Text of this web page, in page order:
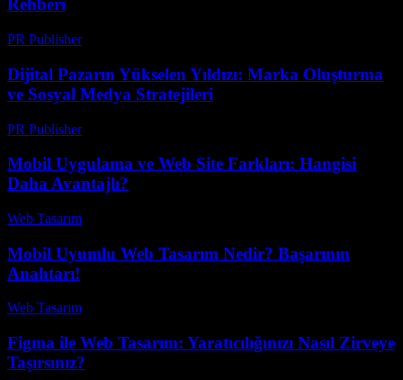
Rehberi
PR Publisher-
Dijital Pazarın Yükselen Yıldızı: Marka Oluşturma
ve Sosyal Medya Stratejileri
PR Publisher-
Mobil Uygulama ve Web Site Farkları: Hangisi
Daha Avantajlı?
Web Tasarım
Mobil Uyumlu Web Tasarım Nedir? Başarının
Anahtarı!
Web Tasarım
Figma ile Web Tasarım: Yaratıcılığınızı Nasıl Zirveye
Taşırsınız?